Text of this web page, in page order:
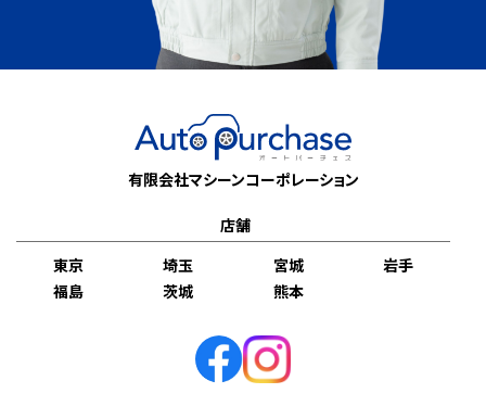
有限会社マシーンコーポレーション
店舗
東京
埼玉 宮城
岩手
福島
茨城 熊本